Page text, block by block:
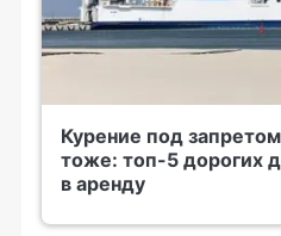
Курение под
тоже: топ-5 дорогих
в аренду